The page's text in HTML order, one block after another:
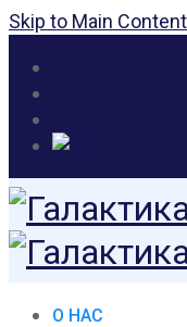
Skip to Main Content
О НАС